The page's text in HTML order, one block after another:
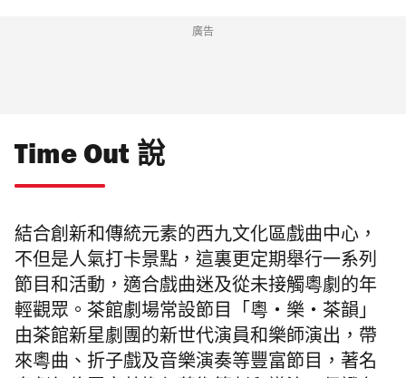
廣告
Time Out 說
結合創新和傳統元素的西九文化區戲曲中心，
不但是人氣打卡景點，這裏更定期舉行一系列
節目和活動，適合戲曲迷及從未接觸粵劇的年
輕觀眾。茶館劇場常設節目「粵・樂・茶韻」
由茶館新星劇團的新世代演員和樂師演出，帶
來粵曲、折子戲及音樂演奏等豐富節目，著名